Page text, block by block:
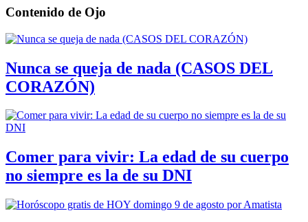
Contenido de Ojo
Nunca se queja de nada (CASOS DEL
CORAZÓN)
Comer para vivir: La edad de su cuerpo
no siempre es la de su DNI